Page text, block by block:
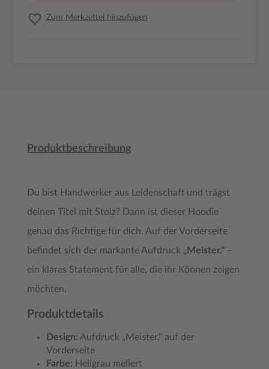
Zum Merkzettel hinzufügen
Produktbeschreibung
Du bist Handwerker aus Leidenschaft und trägst
deinen Titel mit Stolz? Dann ist dieser Hoodie
genau das Richtige für dich. Auf der Vorderseite
befindet sich der markante Aufdruck „Meister.“ –
ein klares Statement für alle, die ihr Können zeigen
möchten.
Produktdetails
Design: Aufdruck „Meister.“ auf der
Vorderseite
Farbe: Hellgrau meliert